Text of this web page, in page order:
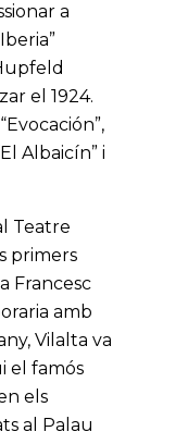
a
el 1924.
Albaicín” i
Teatre
primers
Francesc
amb
Vilalta va
el famós
els
al Palau